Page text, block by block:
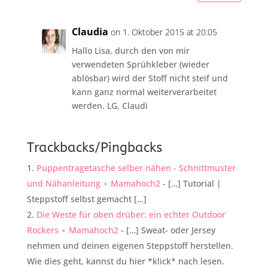
Claudia on 1. Oktober 2015 at 20:05
Hallo Lisa, durch den von mir
verwendeten Sprühkleber (wieder
ablösbar) wird der Stoff nicht steif und
kann ganz normal weiterverarbeitet
werden. LG, Claudi
Trackbacks/Pingbacks
Puppentragetasche selber nähen - Schnittmuster
und Nähanleitung ⋆ Mamahoch2- […] Tutorial |
Steppstoff selbst gemacht […]
Die Weste für oben drüber: ein echter Outdoor
Rockers ⋆ Mamahoch2- […] Sweat- oder Jersey
nehmen und deinen eigenen Steppstoff herstellen.
Wie dies geht, kannst du hier *klick* nach lesen.